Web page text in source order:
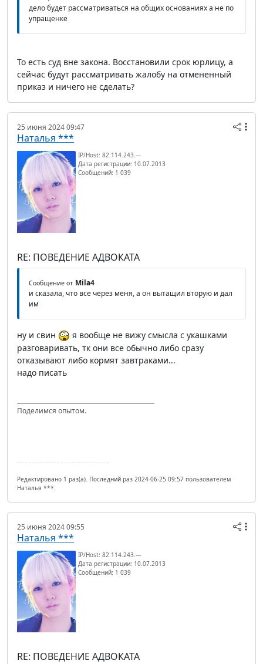
дело будет рассматриваться на общих основаниях а не по
упращенке
То есть суд вне закона. Восстановили срок юрлицу, а
сейчас будут рассматривать жалобу на отмененный
приказ и ничего не сделать?
25 июня 2024 09:47
Наталья ***
IP/Host: 82.114.243.---
Дата регистрации: 10.07.2013
Сообщений: 1 039
RE: ПОВЕДЕНИЕ АДВОКАТА
Сообщение от Mila4
и сказала, что все через меня, а он вытащил вторую и дал
им
ну и свин
я вообще не вижу смысла с укашками
разговаривать, тк они все обычно либо сразу
отказывают либо кормят завтраками...
надо писать
Поделимся опытом.
Редактировано 1 раз(а). Последний раз 2024-06-25 09:57 пользователем
Наталья ***.
25 июня 2024 09:55
Наталья ***
IP/Host: 82.114.243.---
Дата регистрации: 10.07.2013
Сообщений: 1 039
RE: ПОВЕДЕНИЕ АДВОКАТА